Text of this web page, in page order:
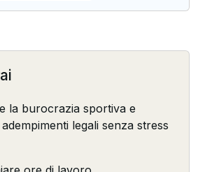
la burocrazia sportiva e
legali senza stress